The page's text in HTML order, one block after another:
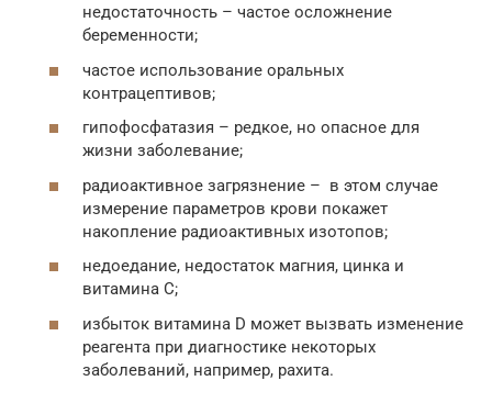
недостаточность – частое осложнение
беременности;
частое использование оральных
контрацептивов;
гипофосфатазия – редкое, но опасное для
жизни заболевание;
радиоактивное загрязнение – в этом случае
измерение параметров крови покажет
накопление радиоактивных изотопов;
недоедание, недостаток магния, цинка и
витамина С;
избыток витамина D может вызвать изменение
реагента при диагностике некоторых
заболеваний, например, рахита.